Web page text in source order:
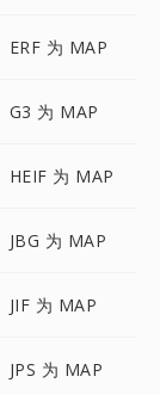
ERF 为 MAP
G3 为 MAP
HEIF 为 MAP
JBG 为 MAP
JIF 为 MAP
JPS 为 MAP